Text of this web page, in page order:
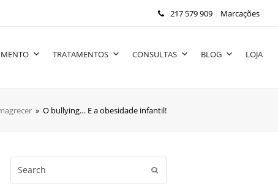
217 579 909 Marcações
TRATAMENTOS CONSULTAS BLOG LOJA
» O bullying… E a obesidade infantil!